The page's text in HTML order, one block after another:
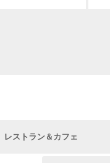
レストラン＆カフェ